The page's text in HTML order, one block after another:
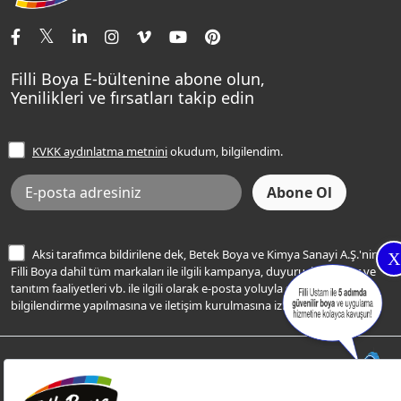
X
Tavan Boyaları
Ev Bakım ve Hobi Boyaları
Yatak Odası Renkleri
Sentomaxx Sentetik Boya
Sentomaxx İpeksi Mat
Momento Life
Şampanya Rengi
Açık Mavi Rengi
Frezya Rengi
İletişim Bilgilerimiz
Renk Danışma
Filli Ustam
Sıkça Sorulan Sorular
Ücretsiz Yalıtım Keşif Hizmeti
Bilgi Toplumu Hizmetleri
İnternet Sitesi Kullanım Koşulları
KVKK Talep Formu
KVKK Aydınlatma Metni
Filli Boya E-bültenine abone olun,
Yenilikleri ve fırsatları takip edin
KVKK aydınlatma metniniokudum, bilgilendim.
Aksi tarafımca bildirilene dek, Betek Boya ve Kimya Sanayi A.Ş.'nin
Filli Boya dahil tüm markaları ile ilgili kampanya, duyuru, hizmetler ve
tanıtım faaliyetleri vb. ile ilgili olarak e-posta yoluyla şahsıma
bilgilendirme yapılmasına ve iletişim kurulmasına izin veriyorum.